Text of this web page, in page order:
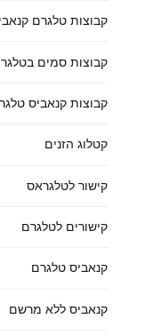
קבוצות טלגרם
קבוצות סמים
קבוצות קנאביס
קטלוג הזנים
קישור לטלגראס
קישורים לטלגרם
קנאביס טלגרם
קנאביס ללא מרשם